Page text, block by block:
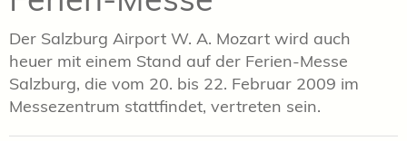
Der Salzburg Airport W. A. Mozart wird auch
heuer mit einem Stand auf der Ferien-Messe
Salzburg, die vom 20. bis 22. Februar 2009 im
Messezentrum stattfindet, vertreten sein.